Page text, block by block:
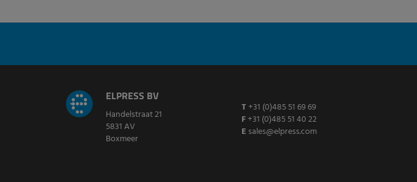
ELPRESS BV
Handelstraat 21
5831 AV
Boxmeer
T +31 (0)485 51 69 69
F+31 (0)485 51 40 22
E sales@elpress.com